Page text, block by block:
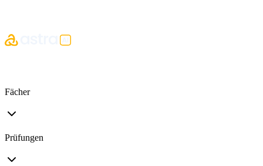
Fächer
Prüfungen